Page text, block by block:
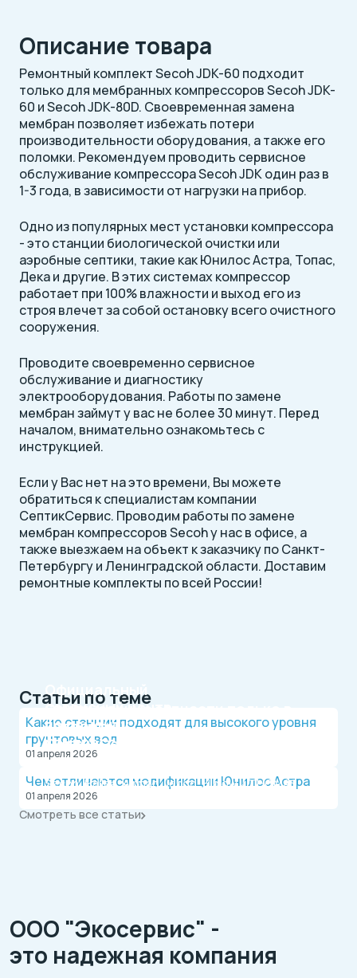
Описание товара
Ремонтный комплект Secoh JDK-60 подходит
только для мембранных компрессоров Secoh JDK-
60 и Secoh JDK-80D. Своевременная замена
мембран позволяет избежать потери
производительности оборудования, а также его
поломки. Рекомендуем проводить сервисное
обслуживание компрессора Secoh JDK один раз в
1-3 года, в зависимости от нагрузки на прибор.
Одно из популярных мест установки компрессора
- это станции биологической очистки или
аэробные септики, такие как Юнилос Астра, Топас,
Дека и другие. В этих системах компрессор
работает при 100% влажности и выход его из
строя влечет за собой остановку всего очистного
сооружения.
Проводите своевременно сервисное
обслуживание и диагностику
электрооборудования. Работы по замене
мембран займут у вас не более 30 минут. Перед
началом, внимательно ознакомьтесь с
инструкцией.
Если у Вас нет на это времени, Вы можете
обратиться к специалистам компании
СептикСервис. Проводим работы по замене
мембран компрессоров Secoh у нас в офисе, а
также выезжаем на объект к заказчику по Санкт-
Петербургу и Ленинградской области. Доставим
ремонтные комплекты по всей России!
Официальный
сервисный центр
по ремонту
компрессоров
Secoh, Hailea, Airmac, Jecod, Hiblow и THOMAS
Оригинальные запчасти только в
каталоге
СептикСервис
Статьи по теме
Какие станции подходят для высокого уровня
грунтовых вод
01 апреля 2026
Чем отличаются модификации Юнилос Астра
01 апреля 2026
Смотреть все статьи
ООО "Экосервис" -
это надежная компания